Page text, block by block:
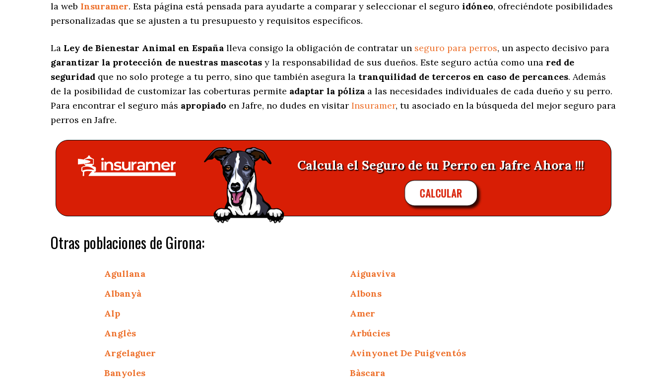
la web Insuramer. Esta página está pensada para ayudarte a comparar y seleccionar el seguro idóneo, ofreciéndote posibilidades
personalizadas que se ajusten a tu presupuesto y requisitos específicos.
La Ley de Bienestar Animal en España lleva consigo la obligación de contratar un seguro para perros, un aspecto decisivo para
garantizar la protección de nuestras mascotas y la responsabilidad de sus dueños. Este seguro actúa como una red de
seguridad que no solo protege a tu perro, sino que también asegura la tranquilidad de terceros en caso de percances. Además
de la posibilidad de customizar las coberturas permite adaptar la póliza a las necesidades individuales de cada dueño y su perro.
Para encontrar el seguro más apropiado en Jafre, no dudes en visitar Insuramer, tu asociado en la búsqueda del mejor seguro para
perros en Jafre.
Calcula el Seguro de tu Perro en Jafre Ahora !!!
CALCULAR
Otras poblaciones de Girona:
Agullana
Aiguaviva
Albanyà
Albons
Alp
Amer
Anglès
Arbúcies
Argelaguer
Avinyonet De Puigventós
Banyoles
Bàscara